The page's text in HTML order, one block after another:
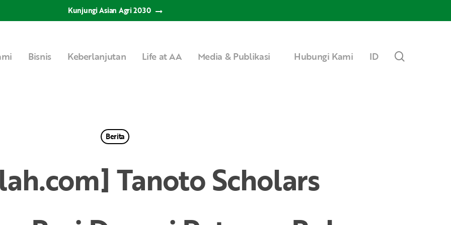
Kunjungi Asian Agri 2030
Bisnis Keberlanjutan Life at AA Media & Publikasi Hubungi Kami ID
Berita